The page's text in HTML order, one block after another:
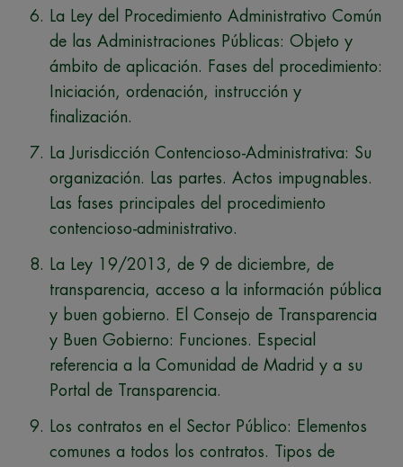
La Ley del Procedimiento Administrativo Común
de las Administraciones Públicas: Objeto y
ámbito de aplicación. Fases del procedimiento:
Iniciación, ordenación, instrucción y
finalización.
La Jurisdicción Contencioso-Administrativa: Su
organización. Las partes. Actos impugnables.
Las fases principales del procedimiento
contencioso-administrativo.
La Ley 19/2013, de 9 de diciembre, de
transparencia, acceso a la información pública
y buen gobierno. El Consejo de Transparencia
y Buen Gobierno: Funciones. Especial
referencia a la Comunidad de Madrid y a su
Portal de Transparencia.
Los contratos en el Sector Público: Elementos
comunes a todos los contratos. Tipos de